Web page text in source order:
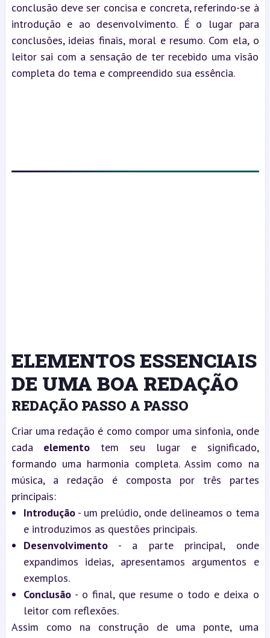
conclusão deve ser concisa e concreta, referindo-se à
introdução e ao desenvolvimento. É o lugar para
conclusões, ideias finais, moral e resumo. Com ela, o
leitor sai com a sensação de ter recebido uma visão
completa do tema e compreendido sua essência.
ELEMENTOS ESSENCIAIS
DE UMA BOA REDAÇÃO
REDAÇÃO PASSO A PASSO
Criar uma redação é como compor uma sinfonia, onde
cada elemento tem seu lugar e significado,
formando uma harmonia completa. Assim como na
música, a redação é composta por três partes
principais:
Introdução- um prelúdio, onde delineamos o tema
e introduzimos as questões principais.
Desenvolvimento- a parte principal, onde
expandimos ideias, apresentamos argumentos e
exemplos.
Conclusão- o final, que resume o todo e deixa o
leitor com reflexões.
Assim como na construção de uma ponte, uma